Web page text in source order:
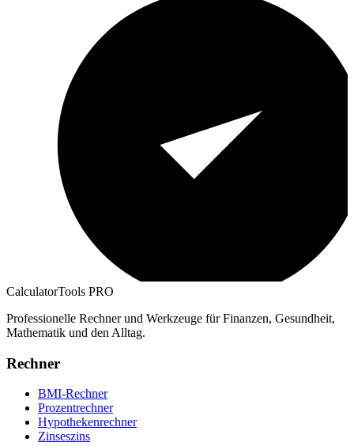
CalculatorTools PRO
Professionelle Rechner und Werkzeuge für Finanzen, Gesundheit,
Mathematik und den Alltag.
Rechner
BMI-Rechner
Prozentrechner
Hypothekenrechner
Zinseszins